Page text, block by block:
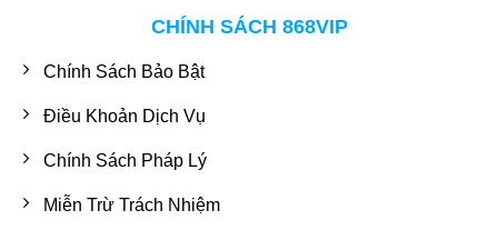
CHÍNH SÁCH 868VIP
Chính Sách Bảo Bật
Điều Khoản Dịch Vụ
Chính Sách Pháp Lý
Miễn Trừ Trách Nhiệm